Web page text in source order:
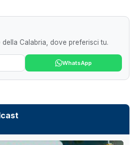
della Calabria, dove preferisci tu.
WhatsApp